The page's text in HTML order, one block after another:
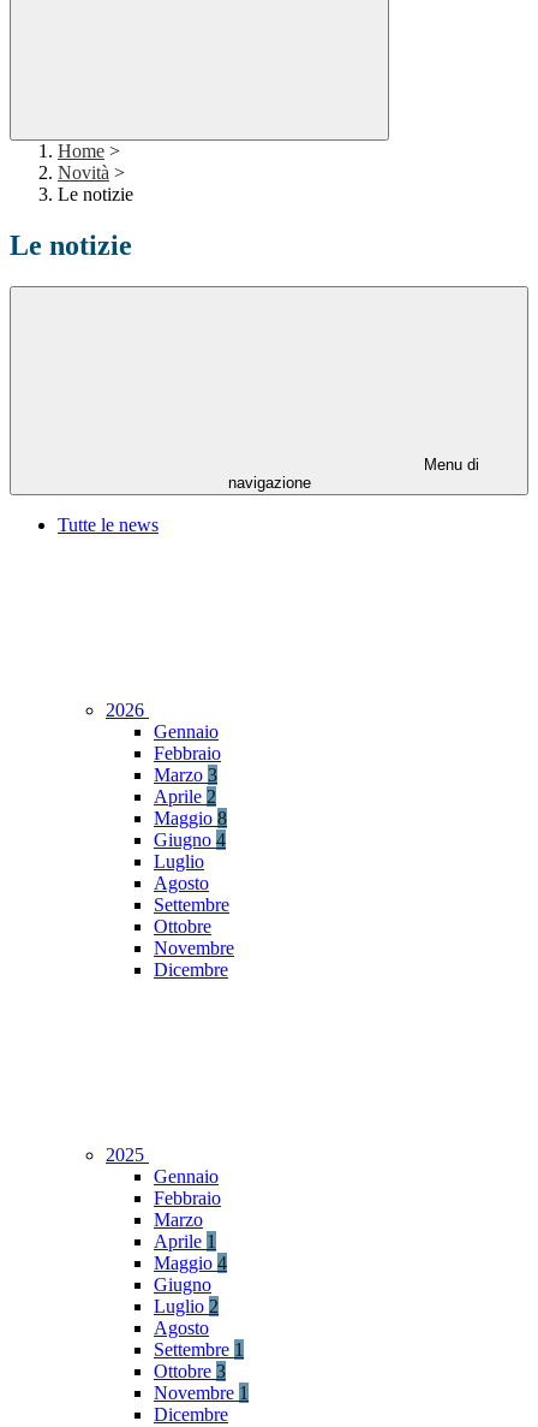
Home >
Novità >
Le notizie
Le notizie
Menu di
navigazione
Tutte le news
2026
Gennaio
Febbraio
Marzo 3
Aprile 2
Maggio 8
Giugno 4
Luglio
Agosto
Settembre
Ottobre
Novembre
Dicembre
2025
Gennaio
Febbraio
Marzo
Aprile 1
Maggio 4
Giugno
Luglio 2
Agosto
Settembre 1
Ottobre 3
Novembre 1
Dicembre